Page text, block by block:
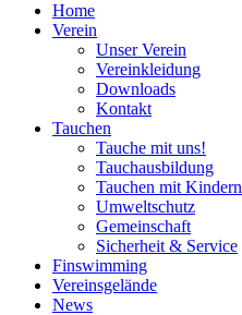
Home
Verein
Unser Verein
Vereinkleidung
Downloads
Kontakt
Tauchen
Tauche mit uns!
Tauchausbildung
Tauchen mit Kindern
Umweltschutz
Gemeinschaft
Sicherheit & Service
Finswimming
Vereinsgelände
News